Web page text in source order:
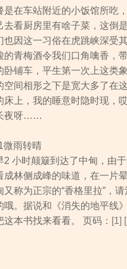
是在车站附近的小饭馆所吃
去看厨房里有啥子菜，这倒
也因这一习俗在虎跳峡深受
的青梅酒令我们口角噙香，
卧铺车，平生第一次上这类
空间相形之下是宽大多了在
床上，我的睡意时隐时现
夜呀……
微雨转晴
2 小时颠簸到达了中甸，由
成林侧成峰的味道，在一片
又称为正宗的“香格里拉”，
哦。据说和《消失的地平线
这本书找来看看。 页码： [1]